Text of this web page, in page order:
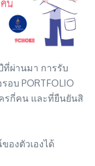
ที่ผ่านมา การรับ
อบ PORTFOLIO
รกี่คน และที่ยืนยันสิ
องตัวเองได้